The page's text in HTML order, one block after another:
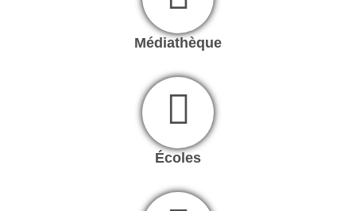
Médiathèque
Écoles